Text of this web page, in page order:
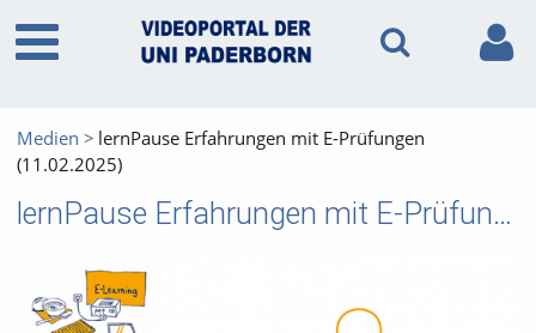
Medien
lernPause Erfahrungen mit E-Prüfungen
(11.02.2025)
lernPause Erfahrungen mit E-Prüfungen (11.02.2025)